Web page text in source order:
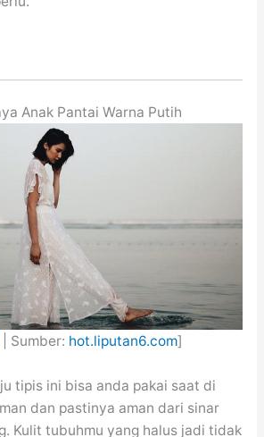
Anak Pantai Warna Putih
Sumber: hot.liputan6.com]
tipis ini bisa anda pakai saat di
dan pastinya aman dari sinar
Kulit tubuhmu yang halus jadi tidak